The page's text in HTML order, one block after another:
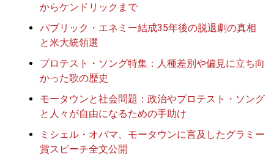
からケンドリックまで
パブリック・エネミー結成35年後の脱退劇の真相
と米大統領選
プロテスト・ソング特集：人種差別や偏見に立ち向
かった歌の歴史
モータウンと社会問題：政治やプロテスト・ソング
と人々が自由になるための手助け
ミシェル・オバマ、モータウンに言及したグラミー
賞スピーチ全文公開